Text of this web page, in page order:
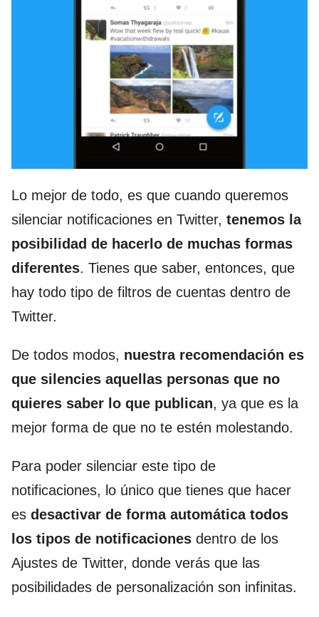
Lo mejor de todo, es que cuando queremos
silenciar notificaciones en Twitter, tenemos la
posibilidad de hacerlo de muchas formas
diferentes. Tienes que saber, entonces, que
hay todo tipo de filtros de cuentas dentro de
Twitter.
De todos modos, nuestra recomendación es
que silencies aquellas personas que no
quieres saber lo que publican, ya que es la
mejor forma de que no te estén molestando.
Para poder silenciar este tipo de
notificaciones, lo único que tienes que hacer
es desactivar de forma automática todos
los tipos de notificaciones dentro de los
Ajustes de Twitter, donde verás que las
posibilidades de personalización son infinitas.